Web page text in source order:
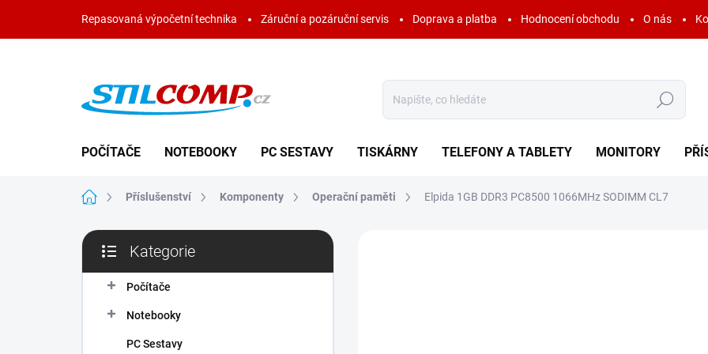
obsah
Repasovaná výpočetní technika Záruční a pozáruční servis Doprava a platba Hodnocení obchodu O nás
Hledat
POČÍTAČE NOTEBOOKY PC SESTAVY TISKÁRNY TELEFONY A TABLETY MONITORY
Domů Příslušenství Komponenty Operační paměti Elpida 1GB DDR3 PC8500 1066MHz SODIMM CL7
P
s
kategorie
Kategorie
Počítače
Notebooky
PC Sestavy